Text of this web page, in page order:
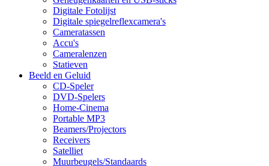
Digitale Fotolijst
Digitale spiegelreflexcamera's
Cameratassen
Accu's
Cameralenzen
Statieven
Beeld en Geluid
CD-Speler
DVD-Spelers
Home-Cinema
Portable MP3
Beamers/Projectors
Receivers
Satelliet
Muurbeugels/Standaards